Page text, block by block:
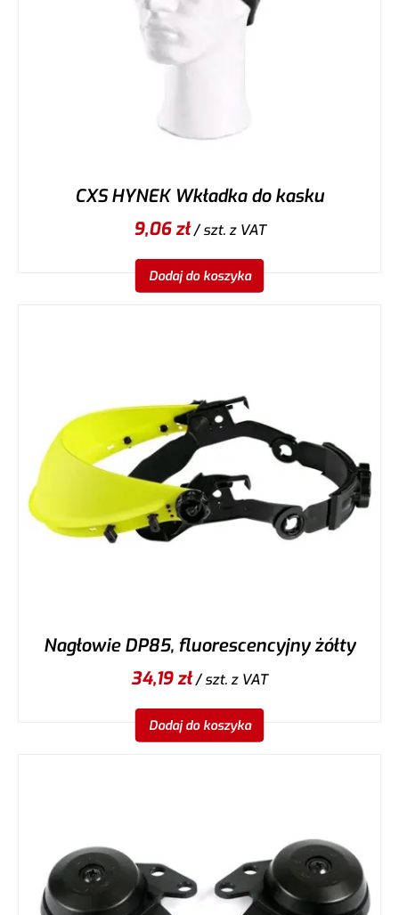
CXS HYNEK Wkładka do kasku
9,06zł/ szt.z VAT
Dodaj do koszyka
Nagłowie DP85, fluorescencyjny żółty
34,19zł/ szt.z VAT
Dodaj do koszyka